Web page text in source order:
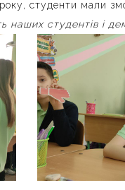
студенти мали
наших студентів і